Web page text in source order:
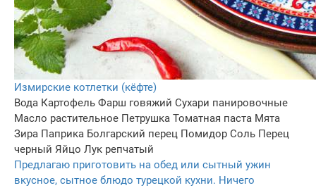
Измирские котлетки (кёфте)
Вода Картофель Фарш говяжий Сухари панировочные
Масло растительное Петрушка Томатная паста Мята
Зира Паприка Болгарский перец Помидор Соль Перец
черный Яйцo Лук репчатый
Предлагаю приготовить на обед или сытный ужин
вкусное, сытное блюдо турецкой кухни. Ничего